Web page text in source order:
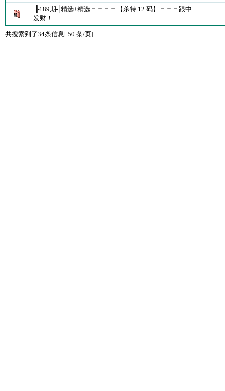
╟189期╢精选+精选＝＝＝＝【杀特 12 码】＝＝＝跟中
发财！
共搜索到了34条信息[ 50 条/页]